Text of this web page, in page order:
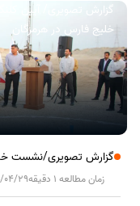
خلیج فارس در هرمزگان
گزارش تصویری/نشست
زمان مطالعه 1 دقیقه 04/29